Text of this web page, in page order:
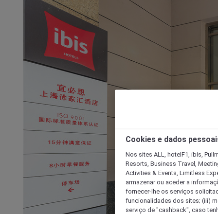
Cookies e dados
Nos sites ALL, hotelF1, ibis,
Resorts, Business Travel,
Activities & Events, Limitless
armazenar ou aceder a
fornecer-lhe os serviços
funcionalidades dos sites; (iii)
serviço de "cashback", caso